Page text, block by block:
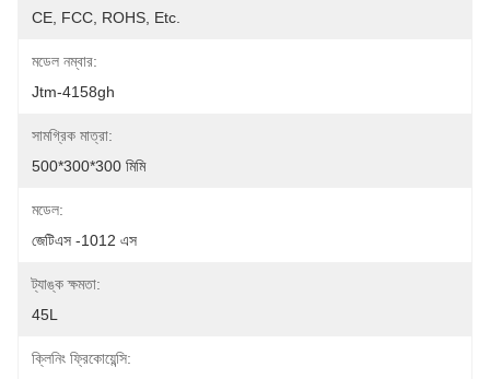
CE, FCC, ROHS, Etc.
মডেল নম্বার:
Jtm-4158gh
সামগ্রিক মাত্রা:
500*300*300 মিমি
মডেল:
জেটিএস -1012 এস
ট্যাঙ্ক ক্ষমতা:
45L
ক্লিনিং ফ্রিকোয়েন্সি: